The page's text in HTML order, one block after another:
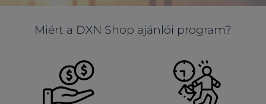
Miért a DXN Shop ajánlói program?